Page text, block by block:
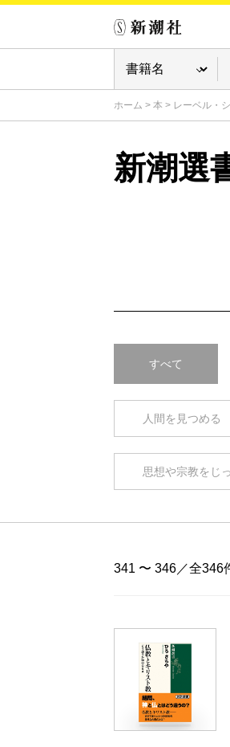
ホーム > 本 > レーベル・
新潮選
すべて
人間を見つめる
思想や宗教をじ
341 〜 346／全346